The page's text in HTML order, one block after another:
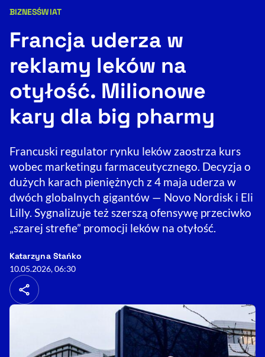
Ułatwienia dostępności wspierają:
Sprawdź, jak i dlaczego zwiększamy dostępność , otwiera się w nowym
Deklaracja dostępności, otwiera się w nowym oknie
Zgłoś problem
, otwiera się w
Kategorie artykułu:
BIZNESŚWIAT
Francja uderza w
reklamy leków na
otyłość. Milionowe
kary dla big pharmy
Francuski regulator rynku leków zaostrza kurs
wobec marketingu farmaceutycznego. Decyzja o
dużych karach pieniężnych z 4 maja uderza w
dwóch globalnych gigantów — Novo Nordisk i Eli
Lilly. Sygnalizuje też szerszą ofensywę przeciwko
„szarej strefie” promocji leków na otyłość.
Katarzyna Stańko
10.05.2026, 06:30